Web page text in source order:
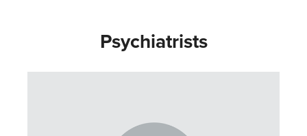
Psychiatrists